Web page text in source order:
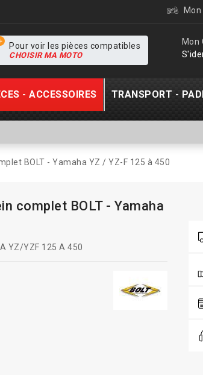
Mon
Pour voir les pièces compatibles
CHOISIR MA MOTO
- ACCESSOIRES TRANSPORT -
BOLT - Yamaha YZ / YZ-F 125 à 450
complet BOLT - Yamaha
YZ/YZF 125 A 450